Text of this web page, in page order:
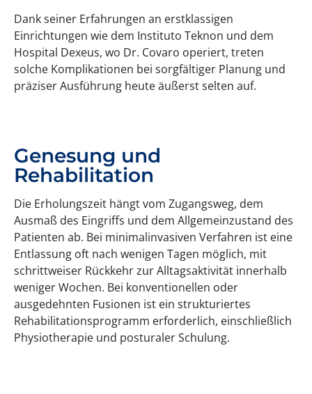
Dank seiner Erfahrungen an erstklassigen
Einrichtungen wie dem Instituto Teknon und dem
Hospital Dexeus, wo Dr. Covaro operiert, treten
solche Komplikationen bei sorgfältiger Planung und
präziser Ausführung heute äußerst selten auf.
Genesung und
Rehabilitation
Die Erholungszeit hängt vom Zugangsweg, dem
Ausmaß des Eingriffs und dem Allgemeinzustand des
Patienten ab. Bei minimalinvasiven Verfahren ist eine
Entlassung oft nach wenigen Tagen möglich, mit
schrittweiser Rückkehr zur Alltagsaktivität innerhalb
weniger Wochen. Bei konventionellen oder
ausgedehnten Fusionen ist ein strukturiertes
Rehabilitationsprogramm erforderlich, einschließlich
Physiotherapie und posturaler Schulung.